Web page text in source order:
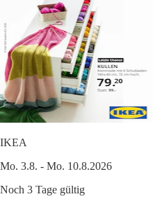
IKEA
Mo. 3.8. - Mo. 10.8.2026
Noch 3 Tage gültig